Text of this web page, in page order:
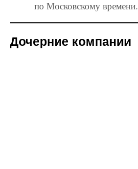
по Московскому времени.
Дочерние компании